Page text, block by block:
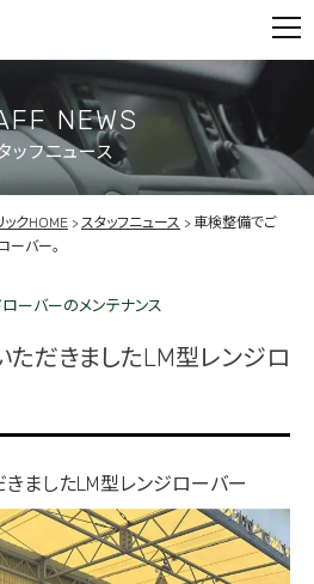
PARTS
CONTACT
POLICY
NEWS
ッフニュース
クHOME スタッフニュース
車検整備でご
ーバー。
ローバーのメンテナンス
だきましたLM型レンジロ
ましたLM型レンジローバー